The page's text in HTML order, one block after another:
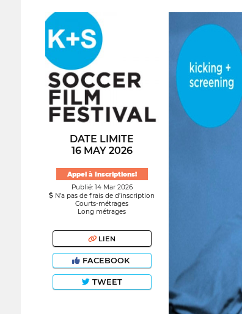
DATE LIMITE
16 MAY 2026
Appel à Inscriptions!
Publié: 14 Mar 2026
N’a pas de frais de d’inscription
Courts-métrages
Long métrages
LIEN
FACEBOOK
TWEET